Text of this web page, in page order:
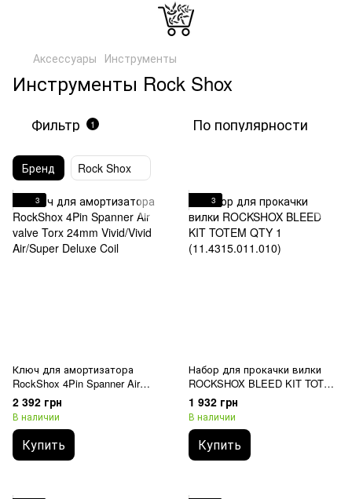
Аксессуары Инструменты
Инструменты Rock Shox
Фильтр 1 По популярности
Бренд Rock Shox
3
Ключ для амортизатора
RockShox 4Pin Spanner Air
valve Torx 24mm Vivid/Vivid
Air/Super Deluxe Coil
2 392 грн
В наличии
Купить
3
Набор для прокачки вилки
ROCKSHOX BLEED KIT TOTEM
QTY 1 (11.4315.011.010)
1 932 грн
В наличии
Купить